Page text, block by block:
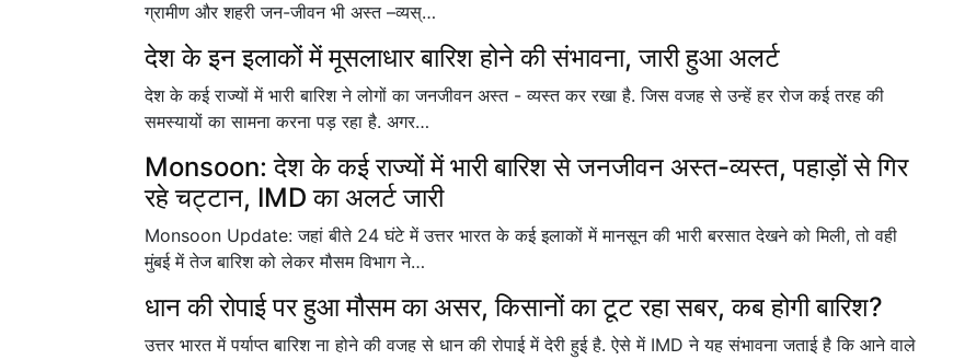
ग्रामीण और शहरी जन-जीवन भी अस्त –व्यस्…
देश के इन इलाकों में मूसलाधार बारिश होने की संभावना, जारी हुआ अलर्ट
देश के कई राज्यों में भारी बारिश ने लोगों का जनजीवन अस्त - व्यस्त कर रखा है. जिस वजह से उन्हें हर रोज कई तरह की
समस्यायों का सामना करना पड़ रहा है. अगर…
Monsoon: देश के कई राज्यों में भारी बारिश से जनजीवन अस्त-व्यस्त, पहाड़ों से गिर
रहे चट्टान, IMD का अलर्ट जारी
Monsoon Update: जहां बीते 24 घंटे में उत्तर भारत के कई इलाकों में मानसून की भारी बरसात देखने को मिली, तो वही
मुंबई में तेज बारिश को लेकर मौसम विभाग ने…
धान की रोपाई पर हुआ मौसम का असर, किसानों का टूट रहा सबर, कब होगी बारिश?
उत्तर भारत में पर्याप्त बारिश ना होने की वजह से धान की रोपाई में देरी हुई है. ऐसे में IMD ने यह संभावना जताई है कि आने वाले